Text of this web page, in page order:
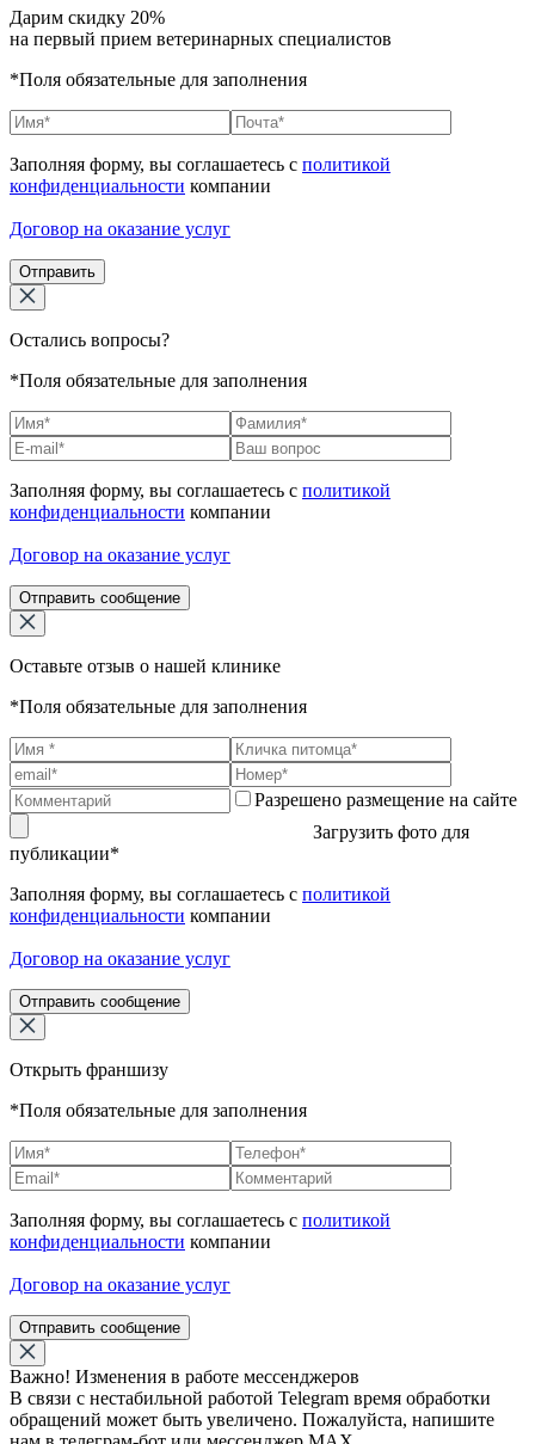
Дарим скидку 20%
на первый прием ветеринарных специалистов
*Поля обязательные для заполнения
Заполняя форму, вы соглашаетесь с политикой
конфиденциальности компании
Договор на оказание услуг
Отправить
Остались вопросы?
*Поля обязательные для заполнения
Заполняя форму, вы соглашаетесь с политикой
конфиденциальности компании
Договор на оказание услуг
Отправить сообщение
Оставьте отзыв о нашей клинике
*Поля обязательные для заполнения
Разрешено размещение на сайте
Загрузить фото для
публикации*
Заполняя форму, вы соглашаетесь с политикой
конфиденциальности компании
Договор на оказание услуг
Отправить сообщение
Открыть франшизу
*Поля обязательные для заполнения
Заполняя форму, вы соглашаетесь с политикой
конфиденциальности компании
Договор на оказание услуг
Отправить сообщение
Важно! Изменения в работе мессенджеров
В связи с нестабильной работой Telegram время обработки
обращений может быть увеличено. Пожалуйста, напишите